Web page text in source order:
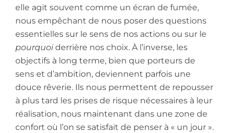
elle agit souvent comme un écran de fumée,
nous empêchant de nous poser des questions
essentielles sur le sens de nos actions ou sur le
pourquoiderrière nos choix. À l’inverse, les
objectifs à long terme, bien que porteurs de
sens et d’ambition, deviennent parfois une
douce rêverie. Ils nous permettent de repousser
à plus tard les prises de risque nécessaires à leur
réalisation, nous maintenant dans une zone de
confort où l’on se satisfait de penser à « un jour ».